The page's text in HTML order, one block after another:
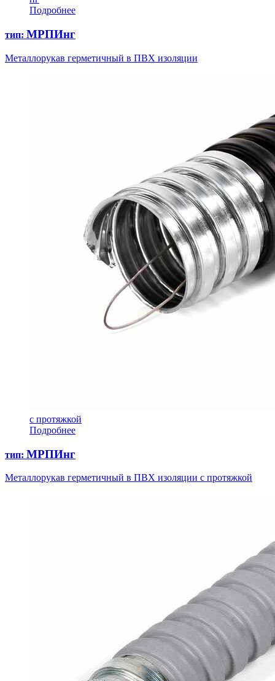
Подробнее
тип: МРПИнг
Металлорукав герметичный в ПВХ изоляции
с протяжкой
Подробнее
тип: МРПИнг
Металлорукав герметичный в ПВХ изоляции с протяжкой